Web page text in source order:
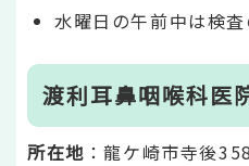
水曜日の午前中は検査
渡利耳鼻咽喉科医
所在地 ：龍ケ崎市寺後